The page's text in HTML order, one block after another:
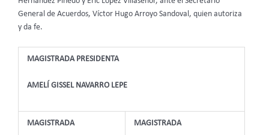
General de Acuerdos, Víctor Hugo Arroyo Sandoval, quien autoriza
y da fe.
MAGISTRADA PRESIDENTA
AMELÍ GISSEL NAVARRO LEPE
MAGISTRADA MAGISTRADA